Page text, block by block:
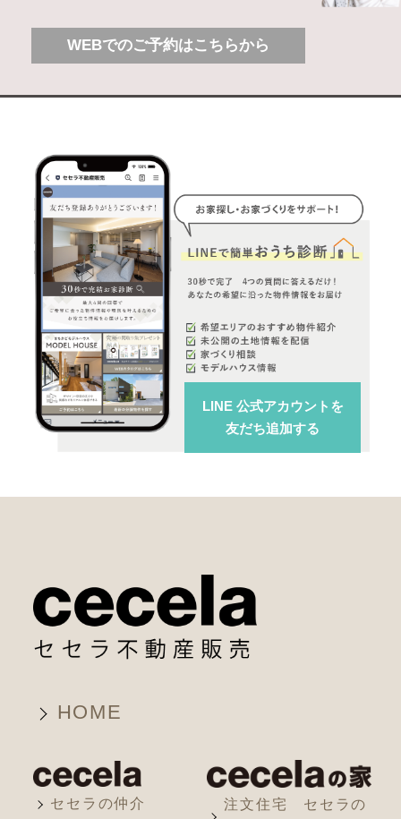
WEBでのご予約はこちらから
LINE 公式アカウント を
友だち追加する
HOME
セセラの仲介
注文住宅 セセラの